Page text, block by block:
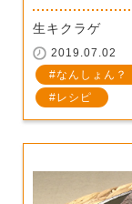
生キクラゲ
2019.07.02
なんしょん？
レシピ